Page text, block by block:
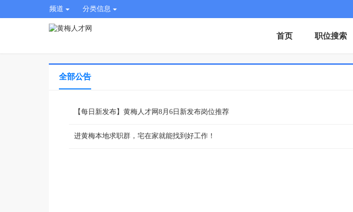
频道 分类信息
首页 职位搜索
全部公告
【每日新发布】黄梅人才网8月6日新发布岗位推荐
进黄梅本地求职群，宅在家就能找到好工作！